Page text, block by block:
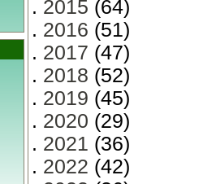
. 2015 (64)
. 2016 (51)
. 2017 (47)
. 2018 (52)
. 2019 (45)
. 2020 (29)
. 2021 (36)
. 2022 (42)